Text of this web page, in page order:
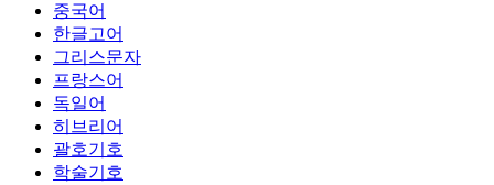
중국어
한글고어
그리스문자
프랑스어
독일어
히브리어
괄호기호
학술기호